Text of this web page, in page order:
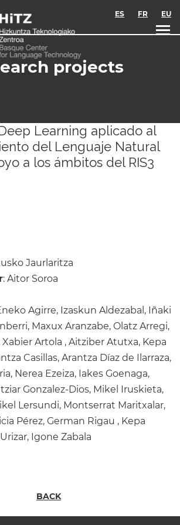
ES FR EU
projects
Learning aplicado al
del Lenguaje Natural
a los ámbitos del RIS3
Jaurlaritza
: Aitor Soroa
Agirre, Izaskun Aldezabal, Iñaki
Maxux Aranzabe, Olatz Arregi,
Xabier Artola , Aitziber Atutxa, Kepa
Casillas, Arantza Díaz de Ilarraza,
Nerea Ezeiza, Iakes Goenaga,
Gonzalez-Dios, Mikel Iruskieta,
Lersundi, Montserrat Maritxalar,
Pérez, German Rigau , Kepa
Igone Zabala
BACK